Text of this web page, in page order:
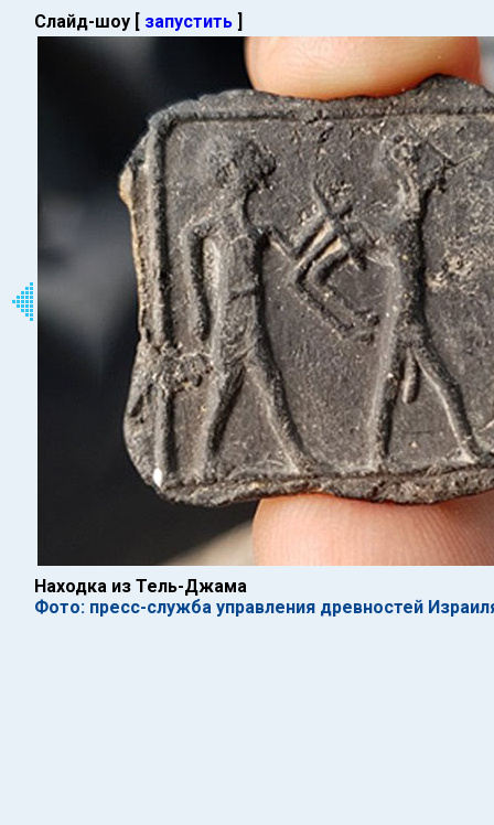
Слайд-шоу [ запустить ]
Находка из Тель-Джама
Фото: пресс-служба управления древностей